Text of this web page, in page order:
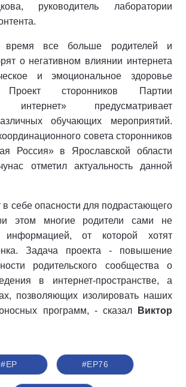
руководитель лаборатории
время все больше родителей и
о негативном влиянии интернета
и эмоциональное здоровье
Проект сторонников Партии
интернет» предусматривает
обучающих мероприятий.
совета сторонников
Россия» в Ярославской области
отметил актуальность данной
в себе опасности для подрастающего
этом многие родители сами не
от которой хотят
Задача проекта - повышение
родительского сообщества о
в интернет-пространстве, а
позволяющих изолировать наших
программ, - сказал
Виктор
#ЕР #ЕР76